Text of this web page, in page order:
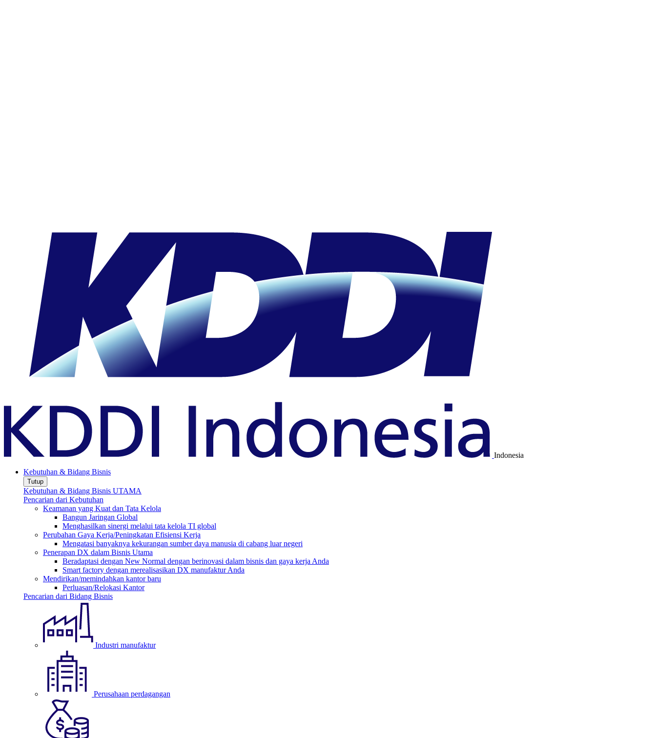
Indonesia
Kebutuhan & Bidang Bisnis
Tutup
Kebutuhan & Bidang Bisnis UTAMA
Pencarian dari Kebutuhan
Keamanan yang Kuat dan Tata Kelola
Bangun Jaringan Global
Menghasilkan sinergi melalui tata kelola TI global
Perubahan Gaya Kerja/Peningkatan Efisiensi Kerja
Mengatasi banyaknya kekurangan sumber daya manusia di cabang luar negeri
Penerapan DX dalam Bisnis Utama
Beradaptasi dengan New Normal dengan berinovasi dalam bisnis dan gaya kerja Anda
Smart factory dengan merealisasikan DX manufaktur Anda
Mendirikan/memindahkan kantor baru
Perluasan/Relokasi Kantor
Pencarian dari Bidang Bisnis
Industri manufaktur
Perusahaan perdagangan